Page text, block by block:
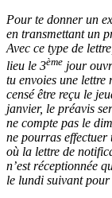
Pour te donner un
en transmettant un
Avec ce type de
lieu le 3ème jour
tu envoies une lettre
censé être reçu le
janvier, le préavis
ne compte pas le
ne pourras
où la lettre de
n’est réceptionnée
le lundi suivant